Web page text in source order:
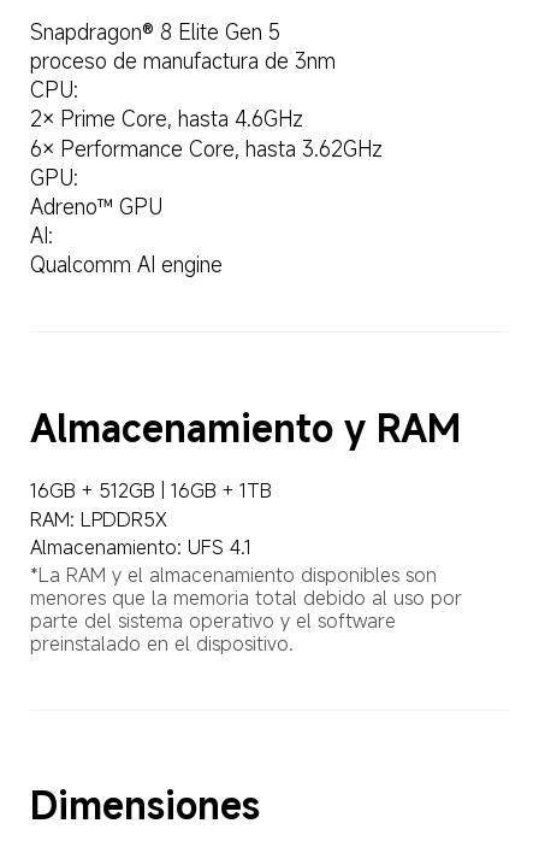
Snapdragon® 8 Elite Gen 5
proceso de manufactura de 3nm
CPU:
2× Prime Core, hasta 4.6GHz
6× Performance Core, hasta 3.62GHz
GPU:
Adreno™ GPU
AI:
Qualcomm AI engine
Almacenamiento y RAM
16GB + 512GB | 16GB + 1TB
RAM: LPDDR5X
Almacenamiento: UFS 4.1
*La RAM y el almacenamiento disponibles son
menores que la memoria total debido al uso por
parte del sistema operativo y el software
preinstalado en el dispositivo.
Dimensiones